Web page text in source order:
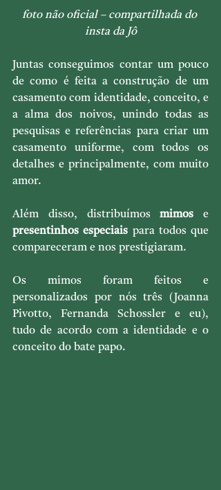
foto não oficial – compartilhada do
insta da Jô
Juntas conseguimos contar um pouco
de como é feita a construção de um
casamento com identidade, conceito, e
a alma dos noivos, unindo todas as
pesquisas e referências para criar um
casamento uniforme, com todos os
detalhes e principalmente, com muito
amor.
Além disso, distribuímos mimos
presentinhos especiais para todos que
compareceram e nos prestigiaram.
Os mimos foram feitos e
personalizados por nós três (Joanna
Pivotto, Fernanda Schossler e eu),
tudo de acordo com a identidade e o
conceito do bate papo.